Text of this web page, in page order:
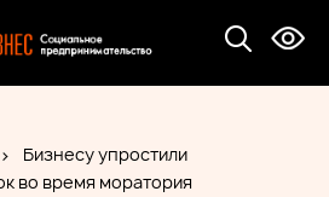
Бизнесу упростили
во время моратория